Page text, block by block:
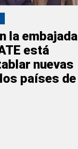
la embajada
está
nuevas
países de